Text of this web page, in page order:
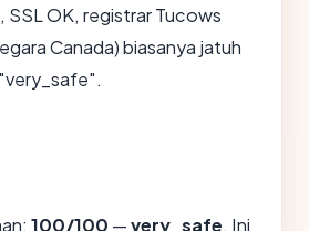
SSL OK, registrar Tucows
Canada) biasanya jatuh
100/100 —very_safe. Ini